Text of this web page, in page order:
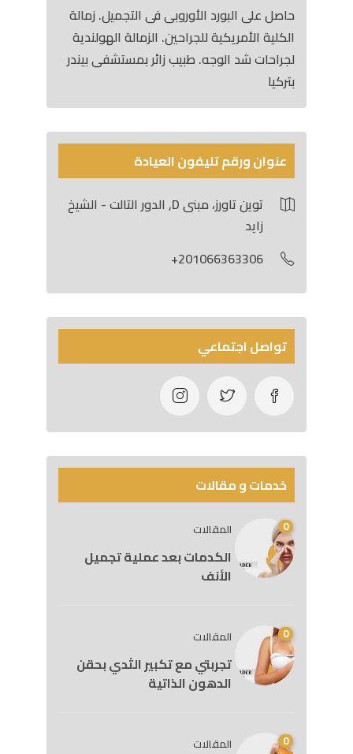
حاصل على البورد الأوروبى فى التجميل. زمالة
الكلية الأمريكية للجراحين. الزمالة الهولندية
لجراحات شد الوجه. طبيب زائر بمستشفى بيندر
بتركيا
عنوان ورقم تليفون العيادة
توين تاورز، مبنى D, الدور التالت - الشيخ
زايد
201066363306+
تواصل اجتماعي
خدمات و مقالات
0 المقالات
الكدمات بعد عملية تجميل
الأنف
0 المقالات
تجربتي مع تكبير الثدي بحقن
الدهون الذاتية
0 المقالات